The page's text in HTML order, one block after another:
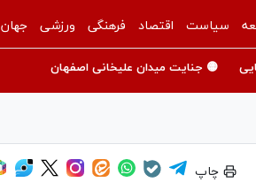
سیاست اقتصاد فرهنگی ورزشی جهان
🟡 جنایت میدان علیخانی اصفهان
چاپ